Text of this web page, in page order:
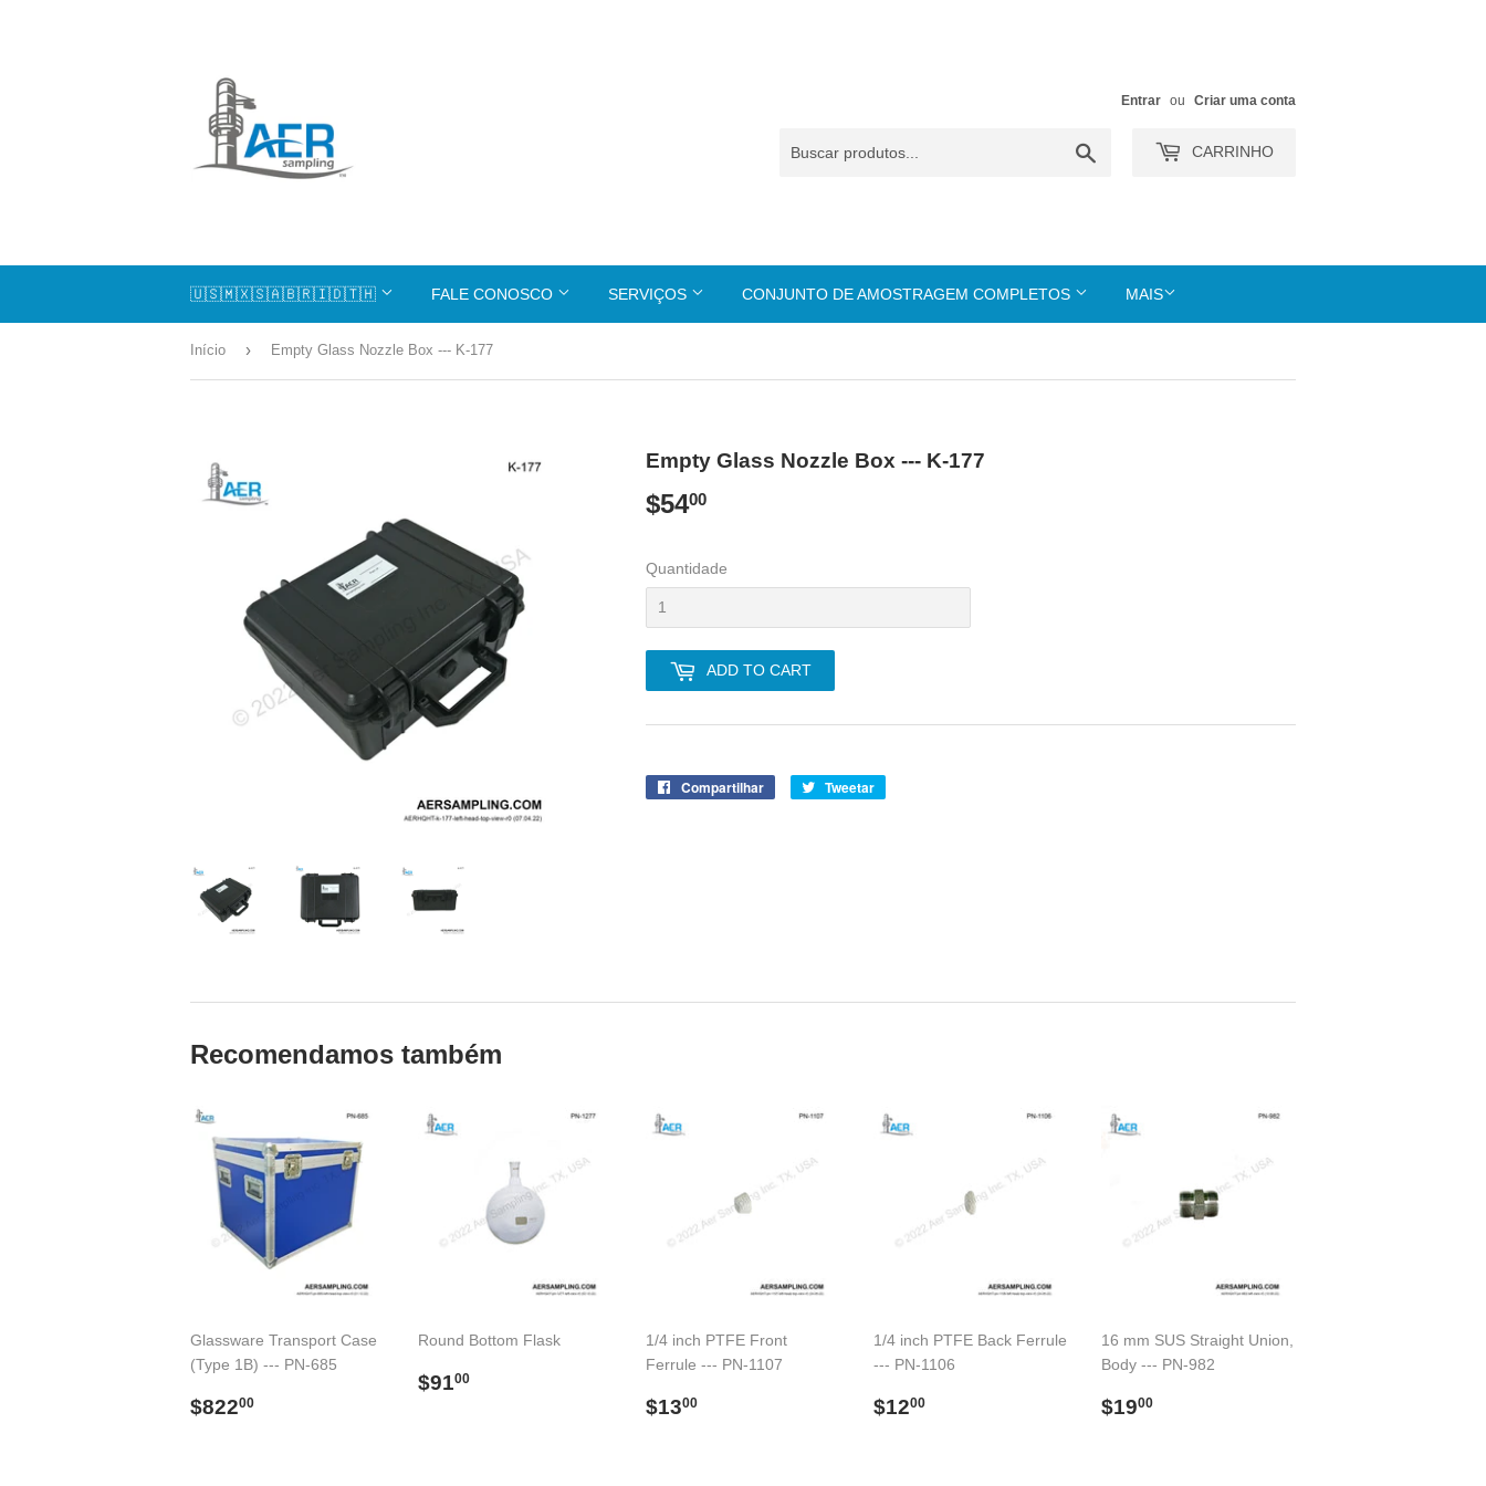
Entrar ou Criar uma conta
CARRINHO
🇺🇸🇲🇽🇸🇦🇧🇷🇮🇩🇹🇭 FALE CONOSCO SERVIÇOS CONJUNTO DE AMOSTRAGEM COMPLETOS MAIS
Início › Empty Glass Nozzle Box --- K-177
Empty Glass Nozzle Box --- K-177
$5400
Quantidade
ADD TO CART
Compartilhar
CompartilheTweetar
Recomendamos também
Glassware Transport Case
(Type 1B) --- PN-685
Preço
$82200
Round Bottom Flask
Preço
$9100
1/4 inch PTFE Front
Ferrule --- PN-1107
Preço
$1300
1/4 inch PTFE Back Ferrule
--- PN-1106
Preço
$1200
16 mm SUS Straight Union,
Body --- PN-982
Preço
$1900